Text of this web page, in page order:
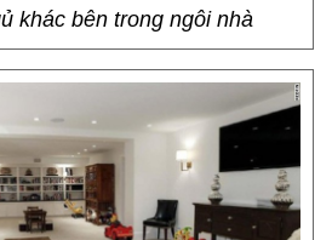
khác bên trong ngôi nhà